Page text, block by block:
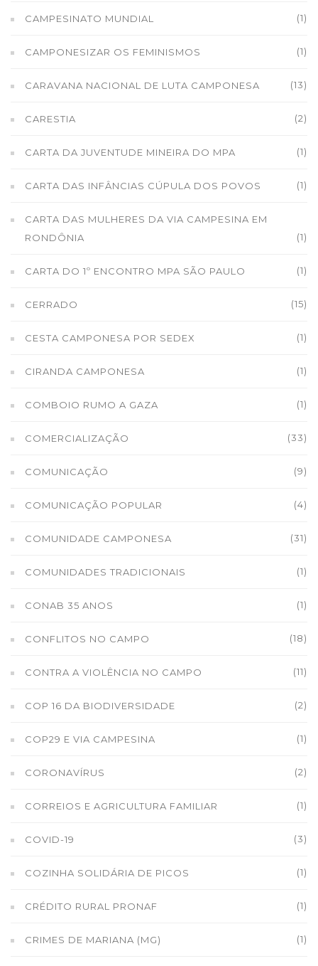
CAMPESINATO MUNDIAL (1)
CAMPONESIZAR OS FEMINISMOS (1)
CARAVANA NACIONAL DE LUTA CAMPONESA (13)
CARESTIA (2)
CARTA DA JUVENTUDE MINEIRA DO MPA (1)
CARTA DAS INFÂNCIAS CÚPULA DOS POVOS (1)
CARTA DAS MULHERES DA VIA CAMPESINA EM
RONDÔNIA
(1)
CARTA DO 1º ENCONTRO MPA SÃO PAULO (1)
CERRADO (15)
CESTA CAMPONESA POR SEDEX (1)
CIRANDA CAMPONESA (1)
COMBOIO RUMO A GAZA (1)
COMERCIALIZAÇÃO (33)
COMUNICAÇÃO (9)
COMUNICAÇÃO POPULAR (4)
COMUNIDADE CAMPONESA (31)
COMUNIDADES TRADICIONAIS (1)
CONAB 35 ANOS (1)
CONFLITOS NO CAMPO (18)
CONTRA A VIOLÊNCIA NO CAMPO (11)
COP 16 DA BIODIVERSIDADE (2)
COP29 E VIA CAMPESINA (1)
CORONAVÍRUS (2)
CORREIOS E AGRICULTURA FAMILIAR (1)
COVID-19 (3)
COZINHA SOLIDÁRIA DE PICOS (1)
CRÉDITO RURAL PRONAF (1)
CRIMES DE MARIANA (MG) (1)